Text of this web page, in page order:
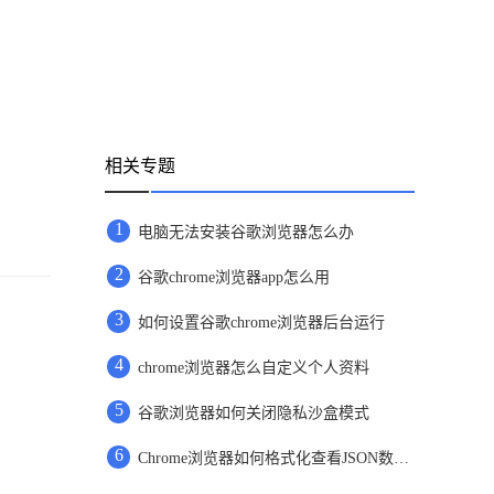
相关专题
1 电脑无法安装谷歌浏览器怎么办
2 谷歌chrome浏览器app怎么用
3 如何设置谷歌chrome浏览器后台运行
4 chrome浏览器怎么自定义个人资料
5 谷歌浏览器如何关闭隐私沙盒模式
6 Chrome浏览器如何格式化查看JSON数据？